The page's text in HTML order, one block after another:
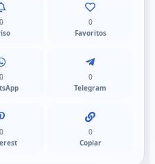
0
0
Favoritos
0
0
Telegram
0
0
Copiar